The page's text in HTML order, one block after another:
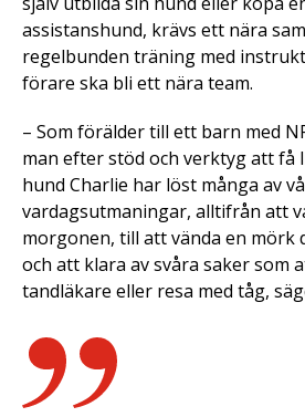
assistanshund, krävs ett nära
regelbunden träning med
förare ska bli ett nära team.
– Som förälder till ett barn med
man efter stöd och verktyg att få
hund Charlie har löst många av
vardagsutmaningar, alltifrån att
morgonen, till att vända en mörk
och att klara av svåra saker som
tandläkare eller resa med tåg,